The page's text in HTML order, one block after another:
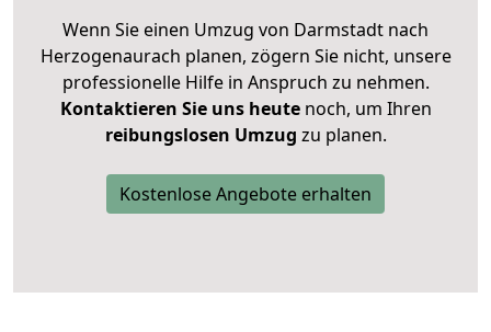
Wenn Sie einen Umzug von Darmstadt nach
Herzogenaurach planen, zögern Sie nicht, unsere
professionelle Hilfe in Anspruch zu nehmen.
Kontaktieren Sie uns heutenoch, um Ihren
reibungslosen Umzug zu planen.
Kostenlose Angebote erhalten